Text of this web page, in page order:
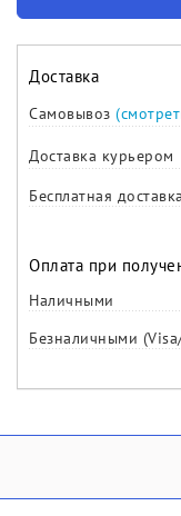
Доставка
Самовывоз
Доставка курьером
Бесплатная
Оплата при
Наличными
Безналичными